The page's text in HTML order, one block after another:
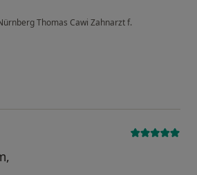
Thomas Cawi Zahnarzt f.